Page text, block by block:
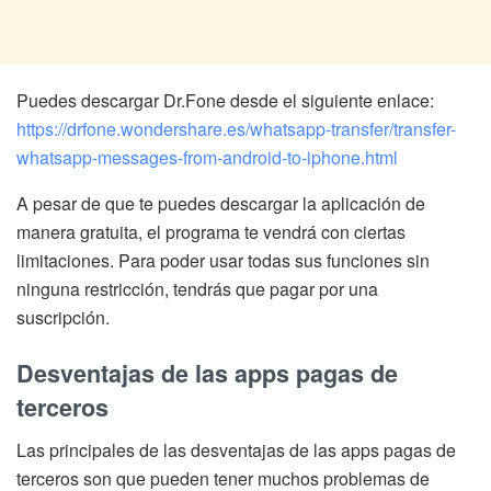
Puedes descargar Dr.Fone desde el siguiente enlace:
https://drfone.wondershare.es/whatsapp-transfer/transfer-
whatsapp-messages-from-android-to-iphone.html
A pesar de que te puedes descargar la aplicación de
manera gratuita, el programa te vendrá con ciertas
limitaciones. Para poder usar todas sus funciones sin
ninguna restricción, tendrás que pagar por una
suscripción.
Desventajas de las apps pagas de
terceros
Las principales de las desventajas de las apps pagas de
terceros son que pueden tener muchos problemas de